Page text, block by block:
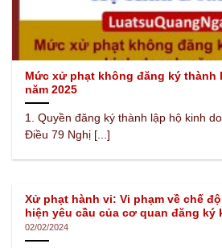
Mức xử phạt không đăng ký thành
năm 2025
1. Quyền đăng ký thành lập hộ kinh
Điều 79 Nghị [...]
Xử phạt hành vi: Vi phạm về chế
hiện yêu cầu của cơ quan đăng ký
02/02/2024